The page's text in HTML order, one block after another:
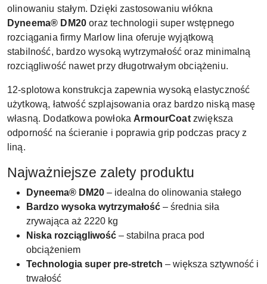
olinowaniu stałym. Dzięki zastosowaniu włókna
Dyneema® DM20 oraz technologii super wstępnego
rozciągania firmy Marlow lina oferuje wyjątkową
stabilność, bardzo wysoką wytrzymałość oraz minimalną
rozciągliwość nawet przy długotrwałym obciążeniu.
12-splotowa konstrukcja zapewnia wysoką elastyczność
użytkową, łatwość szplajsowania oraz bardzo niską masę
własną. Dodatkowa powłoka ArmourCoatzwiększa
odporność na ścieranie i poprawia grip podczas pracy z
liną.
Najważniejsze zalety produktu
Dyneema® DM20 – idealna do olinowania stałego
Bardzo wysoka wytrzymałość – średnia siła
zrywająca aż 2220 kg
Niska rozciągliwość – stabilna praca pod
obciążeniem
Technologia super pre-stretch – większa sztywność i
trwałość